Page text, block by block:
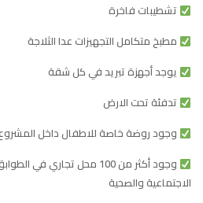
تشطيبات فاخرة
مطبخ متكامل التجهيزات عدا الثلاجة
يوجد أجهزة تبريد في كل شقة
تدفئة تحت الارض
وجود روضة خاصة للاطفال داخل
وجود أكثر من 100 محل تجاري
الاجتماعية والصحية